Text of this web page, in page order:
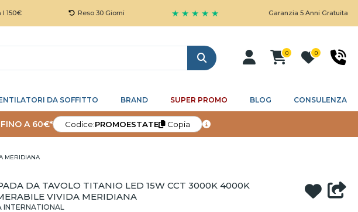
Reso 30 Giorni ★ ★ ★ ★ ★ Garanzia 5 Anni Gratuita
Cerca
0 0
DA SOFFITTO BRAND SUPER PROMO BLOG CONSULENZA
FINO A 60€* Codice:PROMOESTATE Copia
MERIDIANA
DA TAVOLO TITANIO LED 15W CCT 3000K 4000K
VIVIDA MERIDIANA
INTERNATIONAL